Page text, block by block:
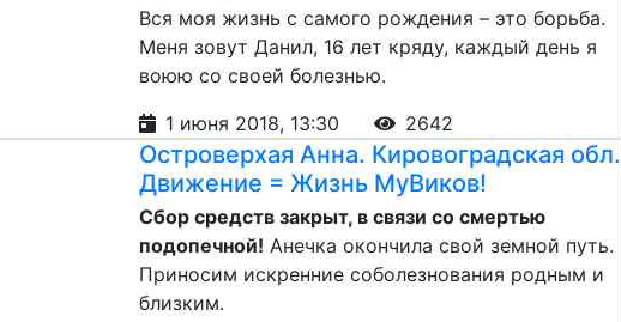
Вся моя жизнь с самого рождения – это борьба.
Меня зовут Данил, 16 лет кряду, каждый день я
воюю со своей болезнью.
1 июня 2018, 13:30
2642
Островерхая Анна. Кировоградская обл.
Движение = Жизнь МуВиков!
Сбор средств закрыт, в связи со смертью
подопечной! Анечка окончила свой земной путь.
Приносим искренние соболезнования родным и
близким.